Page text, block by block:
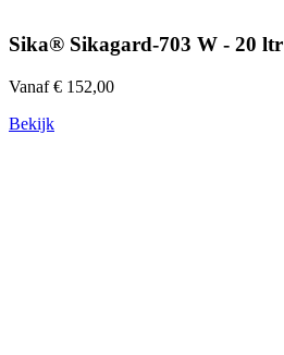
Sika® Sikagard-703 W - 20 ltr
Vanaf € 152,00
Bekijk